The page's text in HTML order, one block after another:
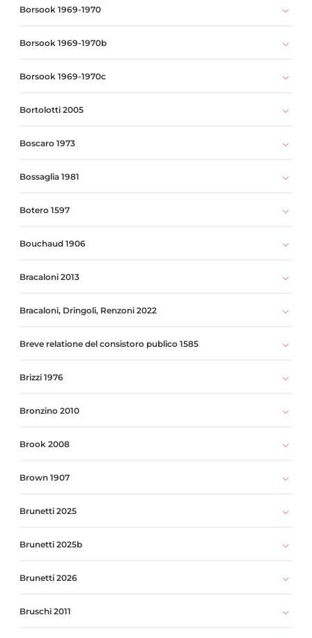
Borsook 1969-1970
Borsook 1969-1970b
Borsook 1969-1970c
Bortolotti 2005
Boscaro 1973
Bossaglia 1981
Botero 1597
Bouchaud 1906
Bracaloni 2013
Bracaloni, Dringoli, Renzoni 2022
Breve relatione del consistoro publico 1585
Brizzi 1976
Bronzino 2010
Brook 2008
Brown 1907
Brunetti 2025
Brunetti 2025b
Brunetti 2026
Bruschi 2011